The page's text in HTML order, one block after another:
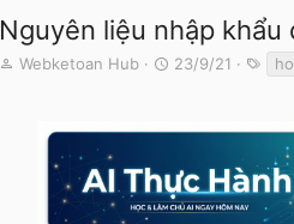
Nguyên liệu nhập
T
Webketoan Hub
N
ử
i
23/9/21
ừ
a